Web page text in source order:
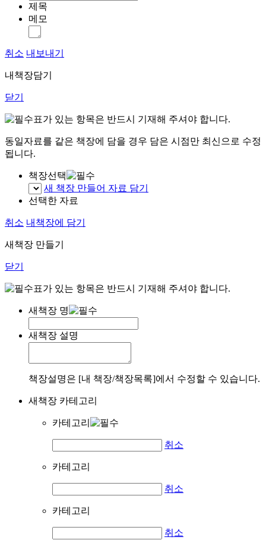
제목
메모
취소 내보내기
내책장담기
닫기
표가 있는 항목은 반드시 기재해 주셔야 합니다.
동일자료를 같은 책장에 담을 경우 담은 시점만 최신으로 수정
됩니다.
책장선택
새 책장 만들어 자료 담기
선택한 자료
취소 내책장에 담기
새책장 만들기
닫기
표가 있는 항목은 반드시 기재해 주셔야 합니다.
새책장 명
새책장 설명
책장설명은 [내 책장/책장목록]에서 수정할 수 있습니다.
새책장 카테고리
카테고리
취소
카테고리
취소
카테고리
취소